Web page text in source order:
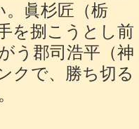
眞杉匠（栃
を捌こうとし前
う郡司浩平（神
クで、勝ち切る